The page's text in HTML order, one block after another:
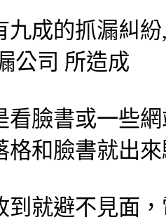
九成的抓漏糾
公司 所造成
看臉書或一些
格和臉書就出
到就避不見面